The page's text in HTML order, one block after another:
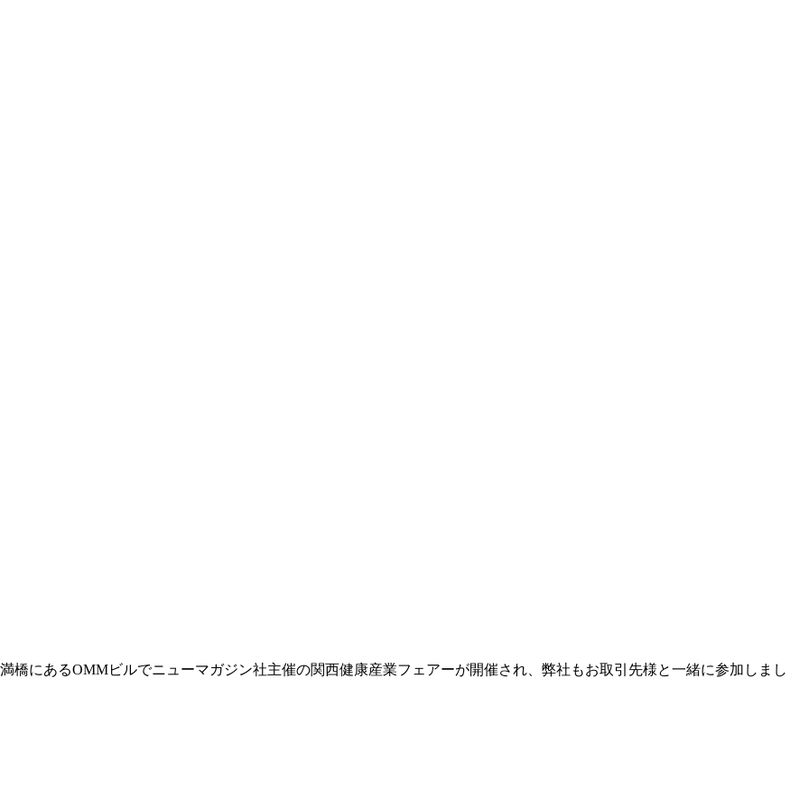
橋にあるOMMビルでニューマガジン社主催の関西健康産業フェアーが開催され、弊社もお取引先様と一緒に参加しまし